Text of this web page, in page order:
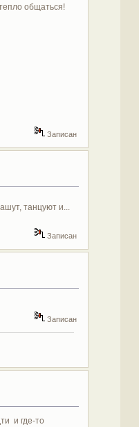
общаться!
Записан
танцуют и...
Записан
Записан
и где-то